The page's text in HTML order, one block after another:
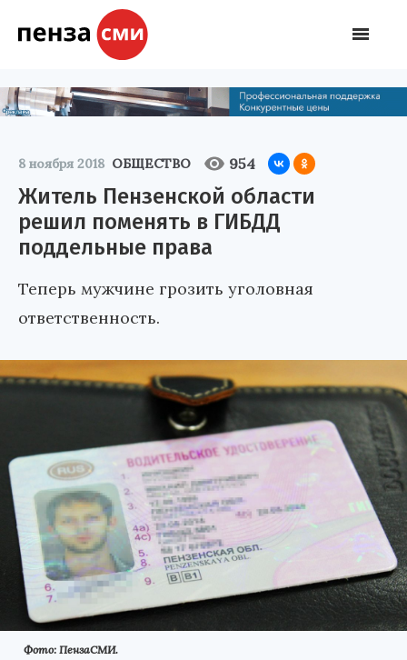
8 ноября 2018 ОБЩЕСТВО 954
Житель Пензенской области
решил поменять в ГИБДД
поддельные права
Теперь мужчине грозить уголовная
ответственность.
Фото: ПензаСМИ.